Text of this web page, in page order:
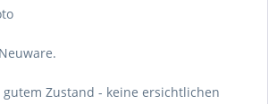
Zustand - keine ersichtlichen